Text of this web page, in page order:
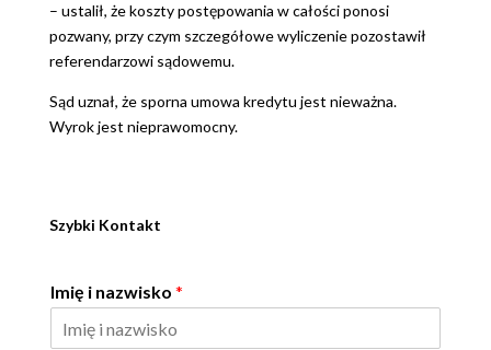
– ustalił, że koszty postępowania w całości ponosi
pozwany, przy czym szczegółowe wyliczenie pozostawił
referendarzowi sądowemu.
Sąd uznał, że sporna umowa kredytu jest nieważna.
Wyrok jest nieprawomocny.
Szybki Kontakt
Imię i nazwisko *